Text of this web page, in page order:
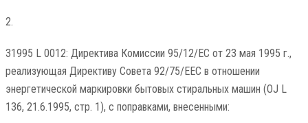
2.
31995 L 0012: Директива Комиссии 95/12/EC от 23 мая 1995 г.,
реализующая Директиву Совета 92/75/EEC в отношении
энергетической маркировки бытовых стиральных машин (OJ L
136, 21.6.1995, стр. 1), с поправками, внесенными: